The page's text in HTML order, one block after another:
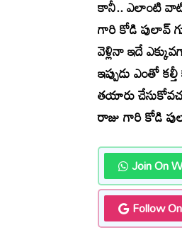
కానీ.. ఎలాంటి
గారి కోడి పులావ్
వెళ్లినా ఇదే
ఇప్పుడు ఎంతో
తయారు
రాజు గారి కోడి
Join On
Follow